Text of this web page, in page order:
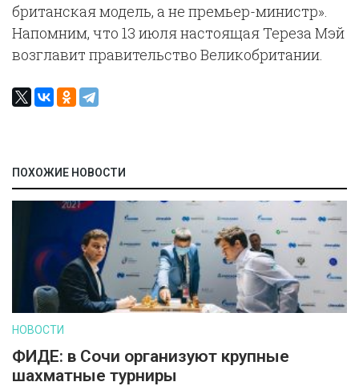
британская модель, а не премьер-министр».
Напомним, что 13 июля настоящая Тереза Мэй
возглавит правительство Великобритании.
ПОХОЖИЕ НОВОСТИ
НОВОСТИ
ФИДЕ: в Сочи организуют крупные
шахматные турниры